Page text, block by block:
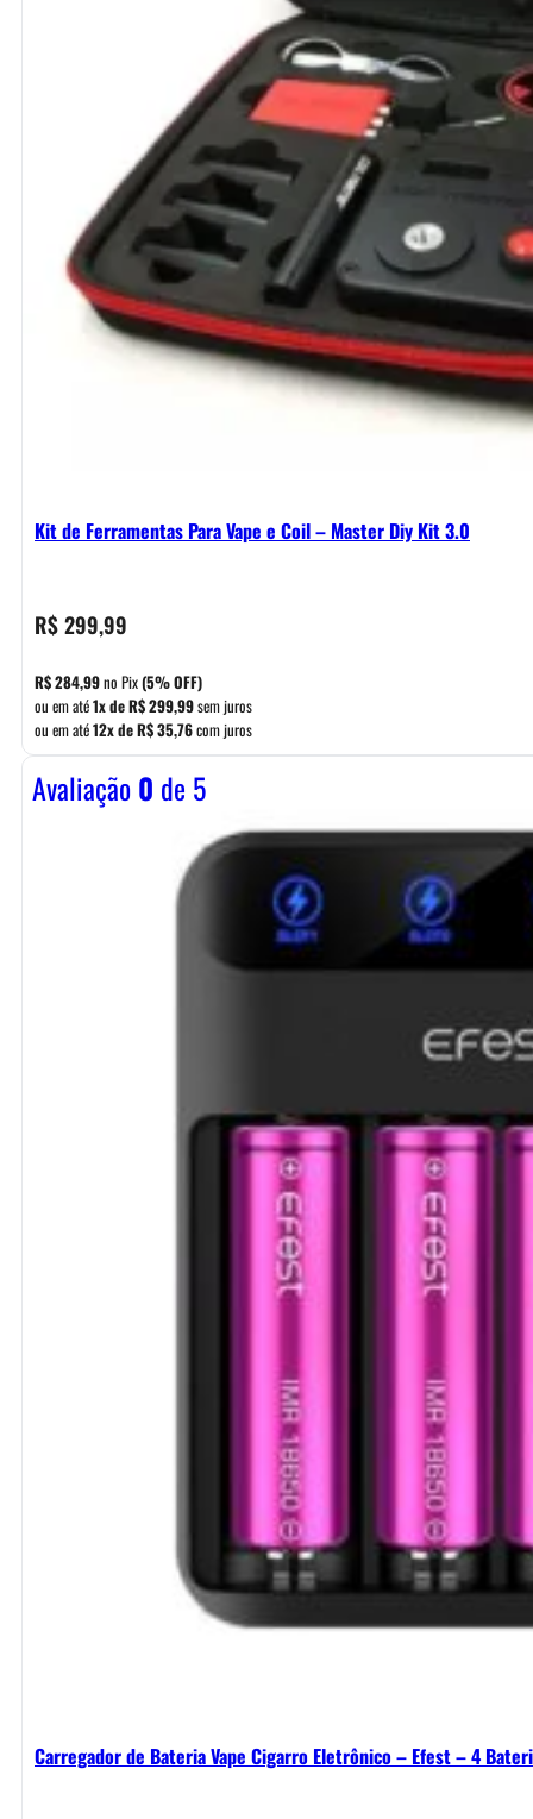
Kit de Ferramentas Para Vape e Coil – Master Diy Kit 3.0
R$299,99
R$284,99no Pix(5% OFF)
ou em até1x deR$299,99sem juros
ou em até12x deR$35,76com juros
Avaliação0 de 5
Carregador de Bateria Vape Cigarro Eletrônico – Efest – 4